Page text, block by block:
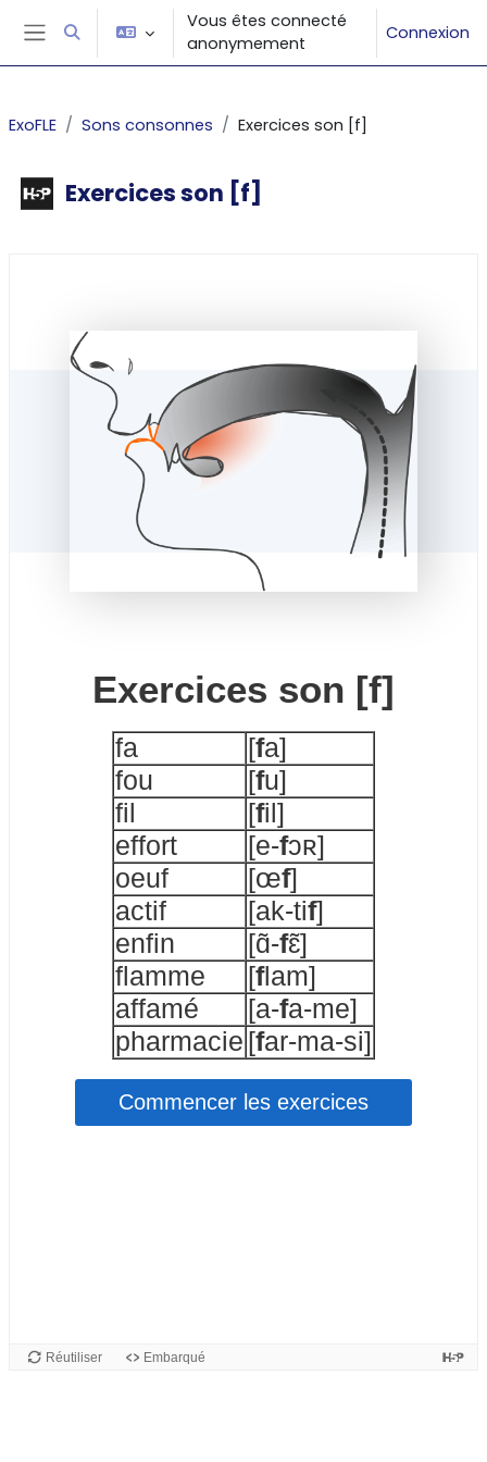
Passer au contenu principal
Panneau latéral
Activer/désactiver la saisie de recherche
Vous êtes connecté
anonymement
Connexion
ExoFLE Sons consonnes Exercices son [f]
Exercices son [f]